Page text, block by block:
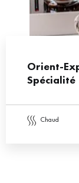
Orient-
Spécialité
chaud